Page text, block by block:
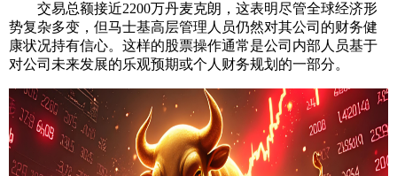
交易总额接近2200万丹麦克朗，这表明尽管全球经济形
势复杂多变，但马士基高层管理人员仍然对其公司的财务健
康状况持有信心。这样的股票操作通常是公司内部人员基于
对公司未来发展的乐观预期或个人财务规划的一部分。